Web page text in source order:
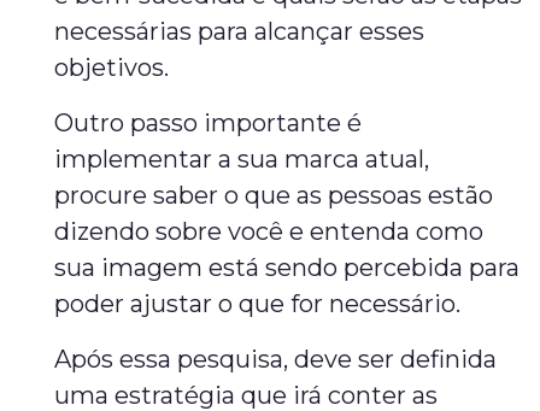
necessárias para alcançar esses
objetivos.
Outro passo importante é
implementar a sua marca atual,
procure saber o que as pessoas estão
dizendo sobre você e entenda como
sua imagem está sendo percebida para
poder ajustar o que for necessário.
Após essa pesquisa, deve ser definida
uma estratégia que irá conter as